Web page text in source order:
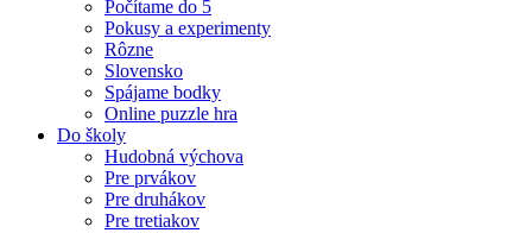
Počítame do 5
Pokusy a experimenty
Rôzne
Slovensko
Spájame bodky
Online puzzle hra
Do školy
Hudobná výchova
Pre prvákov
Pre druhákov
Pre tretiakov